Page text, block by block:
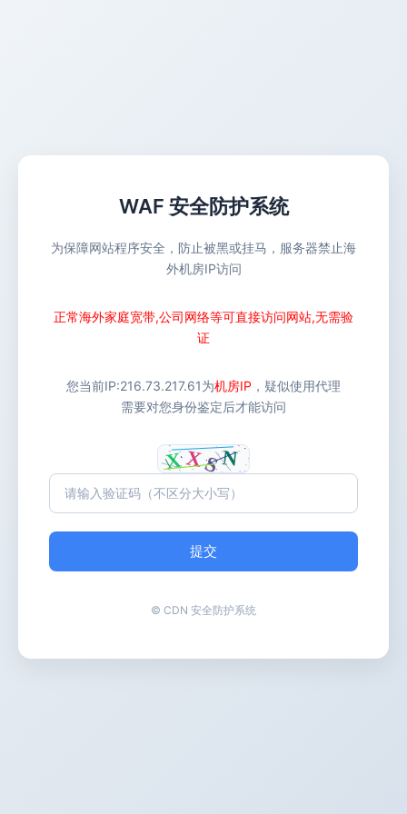
WAF 安全防护系统
为保障网站程序安全，防止被黑或挂马，服务器禁止海
外机房IP访问
正常海外家庭宽带,公司网络等可直接访问网站,无需验
证
您当前IP:216.73.217.61为机房IP ，疑似使用代理
需要对您身份鉴定后才能访问
提交
© CDN 安全防护系统